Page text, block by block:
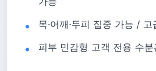
목·어깨·두피 집중 가능 /
피부 민감형 고객 전용 수